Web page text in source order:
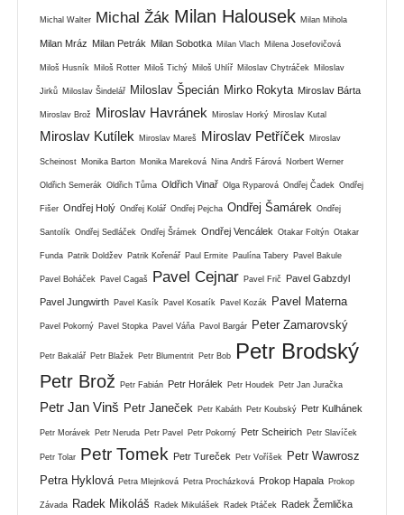
Michal Walter Michal Žák Milan Halousek Milan Mihola
Milan Mráz Milan Petrák Milan Sobotka Milan Vlach Milena Josefovičová
Miloš Husník Miloš Rotter Miloš Tichý Miloš Uhlíř Miloslav Chytráček Miloslav
Jirků Miloslav Šindelář Miloslav Špecián Mirko Rokyta Miroslav Bárta
Miroslav Brož Miroslav Havránek Miroslav Horký Miroslav Kutal
Miroslav Kutílek Miroslav Mareš Miroslav Petříček Miroslav
Scheinost Monika Barton Monika Mareková Nina Andrš Fárová Norbert Werner
Oldřich Semerák Oldřich Tůma Oldřich Vinař Olga Ryparová Ondřej Čadek Ondřej
Fišer Ondřej Holý Ondřej Kolář Ondřej Pejcha Ondřej Šamárek Ondřej
Santolík Ondřej Sedláček Ondřej Šrámek Ondřej Vencálek Otakar Foltýn Otakar
Funda Patrik Doldžev Patrik Kořenář Paul Ermite Paulína Tabery Pavel Bakule
Pavel Boháček Pavel Cagaš Pavel Cejnar Pavel Frič Pavel Gabzdyl
Pavel Jungwirth Pavel Kasík Pavel Kosatík Pavel Kozák Pavel Materna
Pavel Pokorný Pavel Stopka Pavel Váňa Pavol Bargár Peter Zamarovský
Petr Bakalář Petr Blažek Petr Blumentrit Petr Bob Petr Brodský
Petr Brož Petr Fabián Petr Horálek Petr Houdek Petr Jan Juračka
Petr Jan Vinš Petr Janeček Petr Kabáth Petr Koubský Petr Kulhánek
Petr Morávek Petr Neruda Petr Pavel Petr Pokorný Petr Scheirich Petr Slavíček
Petr Tolar Petr Tomek Petr Tureček Petr Voříšek
Petr Wawrosz
Petra Hyklová Petra Mlejnková Petra Procházková Prokop Hapala Prokop
Závada Radek Mikoláš Radek Mikulášek Radek Ptáček Radek Žemlička